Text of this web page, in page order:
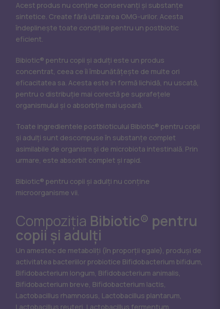
Acest produs nu conține conservanți și substanțe
sintetice. Create fără utilizarea OMG-urilor. Acesta
îndeplinește toate condițiile pentru un postbiotic
eficient.
Bibiotic® pentru copii și adulți este un produs
concentrat, ceea ce îi îmbunătățește de multe ori
eficacitatea sa. Acesta este în formă lichidă, nu uscată,
pentru o distribuție mai corectă pe suprafețele
organismului și o absorbție mai ușoară.
Toate ingredientele postbioticului Bibiotic® pentru copii
și adulți sunt descompuse în substanțe complet
asimilabile de organism și de microbiota intestinală. Prin
urmare, este absorbit complet și rapid.
Bibiotic® pentru copii și adulți nu conține
microorganisme vii.
Compoziția Bibiotic® pentru
copii și adulți
Un amestec de metaboliți (în proporții egale), produși de
activitatea bacteriilor probiotice Bifidobacterium bifidum,
Bifidobacterium longum, Bifidobacterium animalis,
Bifidobacterium breve, Bifidobacterium lactis,
Lactobacillus rhamnosus, Lactobacillus plantarum,
Lactobacillus reuteri, Lactobacillus fermentum,